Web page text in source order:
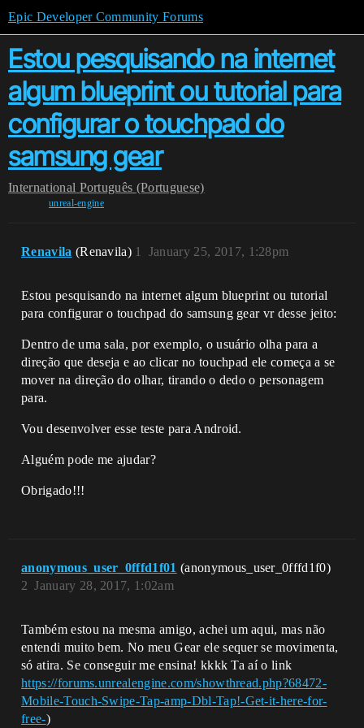
Epic Developer Community Forums
Estou pesquisando na internet
algum blueprint ou tutorial para
configurar o touchpad do
samsung gear
International Português (Portuguese)
unreal-engine
Renavila (Renavila) January 25, 2017, 1:28pm
1
Estou pesquisando na internet algum blueprint ou tutorial
para configurar o touchpad do samsung gear vr desse jeito:
Dentro de uma sala, por exemplo, o usuário olha para a
direção que deseja e ao clicar no touchpad ele começa a se
mover na direção do olhar, tirando o dedo o personagem
para.
Vou desenvolver esse teste para Android.
Alguém pode me ajudar?
Obrigado!!!
anonymous_user_0fffd1f01 (anonymous_user_0fffd1f0)
January 28, 2017, 1:02am
2
Também estou na mesma amigo, achei um aqui, mas não
entendi muito bem. No meu Gear ele sequer se movimenta,
só atira. Se conseguir me ensina! kkkk Ta aí o link
https://forums.unrealengine.com/showthread.php?68472-
Mobile-Touch-Swipe-Tap-amp-Dbl-Tap!-Get-it-here-for-
free-)